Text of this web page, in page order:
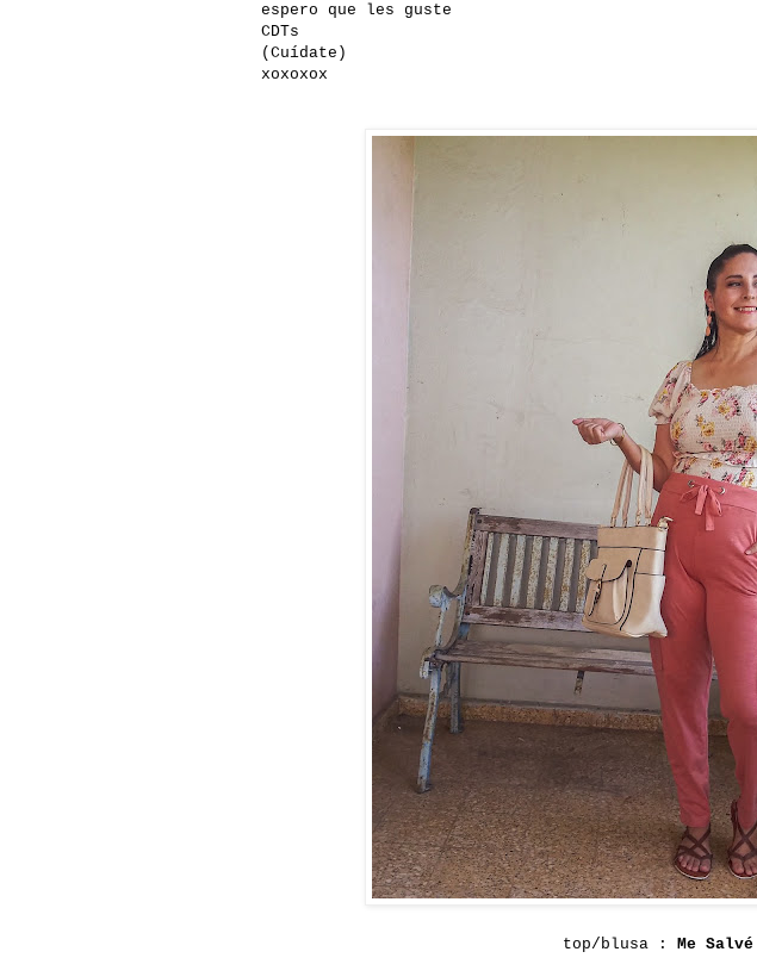
espero que les guste
CDTs
(Cuídate)
xoxoxox
top/blusa : Me Salvé